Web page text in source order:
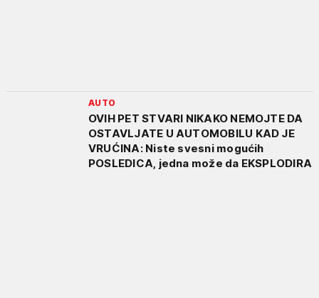
AUTO
OVIH PET STVARI NIKAKO NEMOJTE DA
OSTAVLJATE U AUTOMOBILU KAD JE
VRUĆINA: Niste svesni mogućih
POSLEDICA, jedna može da EKSPLODIRA